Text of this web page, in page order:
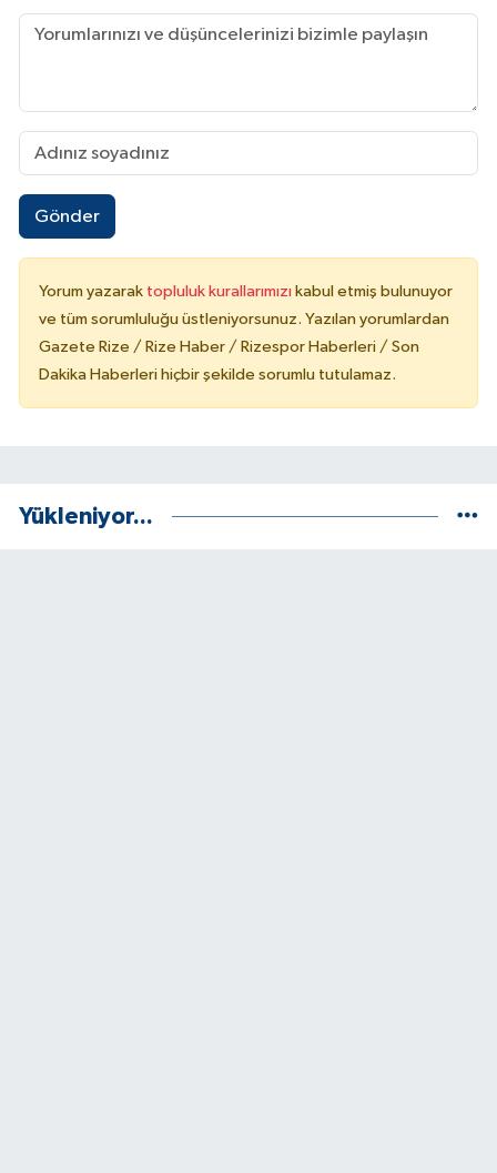
Gönder
Yorum yazarak topluluk kurallarımızı kabul etmiş bulunuyor
ve tüm sorumluluğu üstleniyorsunuz. Yazılan yorumlardan
Gazete Rize / Rize Haber / Rizespor Haberleri / Son
Dakika Haberleri hiçbir şekilde sorumlu tutulamaz.
Yükleniyor...